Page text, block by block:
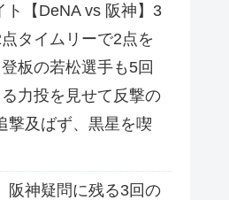
ト【DeNA vs 阪神】3
タイムリーで2点を
板の若松選手も5回
力投を見せて反撃の
撃及ばず、黒星を喫
阪神疑問に残る3回の